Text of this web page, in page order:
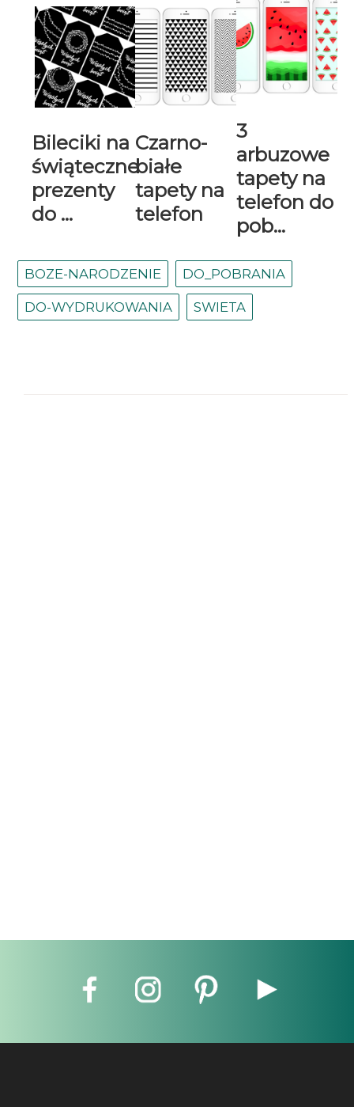
Bileciki na
świąteczne
prezenty
do ...
Czarno-
białe
tapety na
telefon
3
arbuzowe
tapety na
telefon do
pob...
BOZE-NARODZENIE DO_POBRANIA
DO-WYDRUKOWANIA SWIETA